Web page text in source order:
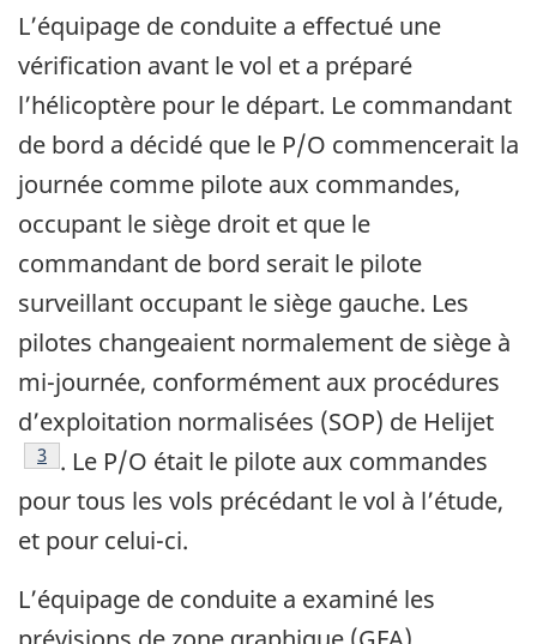
L’équipage de conduite a effectué une
vérification avant le vol et a préparé
l’hélicoptère pour le départ. Le commandant
de bord a décidé que le P/O commencerait la
journée comme pilote aux commandes,
occupant le siège droit et que le
commandant de bord serait le pilote
surveillant occupant le siège gauche. Les
pilotes changeaient normalement de siège à
mi-journée, conformément aux procédures
d’exploitation normalisées (SOP) de Helijet
3 . Le P/O était le pilote aux commandes
pour tous les vols précédant le vol à l’étude,
et pour celui-ci.
L’équipage de conduite a examiné les